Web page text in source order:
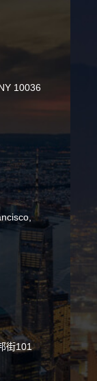
10036
街101